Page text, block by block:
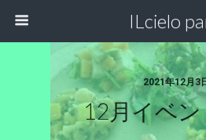
ILcielo
2021年12月3
12月イベン